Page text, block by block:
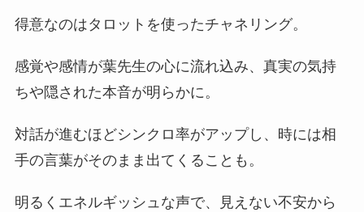
得意なのはタロットを使ったチャネリング。
感覚や感情が葉先生の心に流れ込み、真実の気持
ちや隠された本音が明らかに。
対話が進むほどシンクロ率がアップし、時には相
手の言葉がそのまま出てくることも。
明るくエネルギッシュな声で、見えない不安から